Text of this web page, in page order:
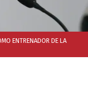
ENTRENADOR DE LA